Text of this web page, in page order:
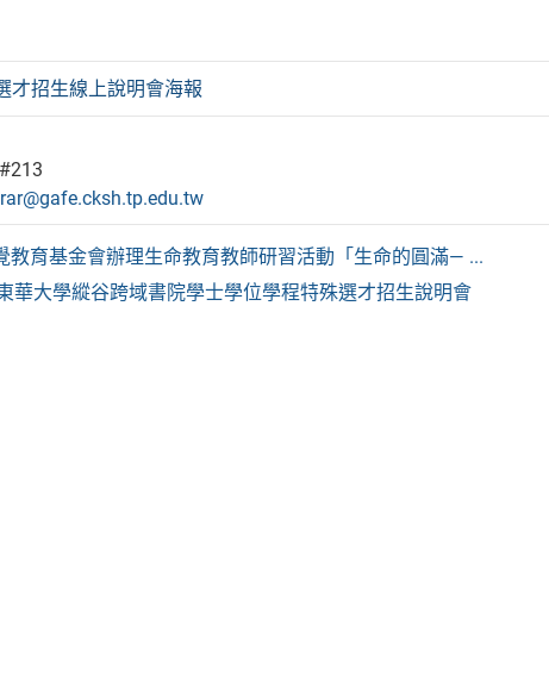
才招生線上說明會海報
教育基金會辦理生命教育教師研習活動「生命的圓滿— ...
華大學縱谷跨域書院學士學位學程特殊選才招生說明會